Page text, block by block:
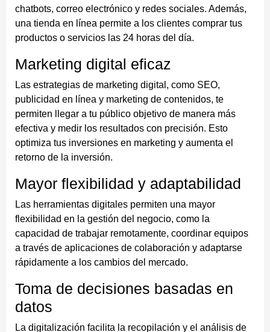
chatbots, correo electrónico y redes sociales. Además,
una tienda en línea permite a los clientes comprar tus
productos o servicios las 24 horas del día.
Marketing digital eficaz
Las estrategias de marketing digital, como SEO,
publicidad en línea y marketing de contenidos, te
permiten llegar a tu público objetivo de manera más
efectiva y medir los resultados con precisión. Esto
optimiza tus inversiones en marketing y aumenta el
retorno de la inversión.
Mayor flexibilidad y adaptabilidad
Las herramientas digitales permiten una mayor
flexibilidad en la gestión del negocio, como la
capacidad de trabajar remotamente, coordinar equipos
a través de aplicaciones de colaboración y adaptarse
rápidamente a los cambios del mercado.
Toma de decisiones basadas en
datos
La digitalización facilita la recopilación y el análisis de